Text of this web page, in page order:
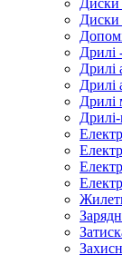
Диски
Диски
Дрилі
Дрилі
Дрилі
Дрилі